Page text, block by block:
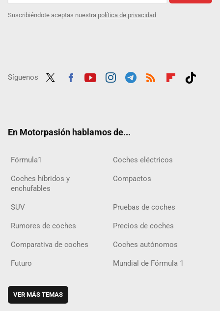
Suscribiéndote aceptas nuestra política de privacidad
Síguenos
En Motorpasión hablamos de...
Fórmula1 Coches eléctricos
Coches híbridos y
enchufables
Compactos
SUV Pruebas de coches
Rumores de coches Precios de coches
Comparativa de coches Coches autónomos
Futuro Mundial de Fórmula 1
VER MÁS TEMAS